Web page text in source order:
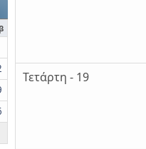
Τετάρτη - 19